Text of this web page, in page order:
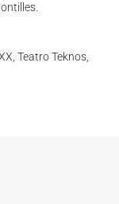
Teatro Teknos,